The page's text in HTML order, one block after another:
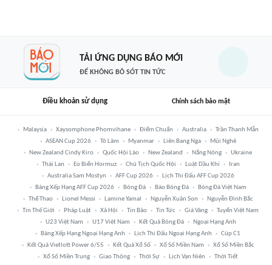
TẢI ỨNG DỤNG BÁO MỚI
ĐỂ KHÔNG BỎ SÓT TIN TỨC
Điều khoản sử dụng Chính sách bảo mật
Malaysia Xaysomphone Phomvihane Điểm Chuẩn Australia
Trần Thanh Mẫn
ASEAN Cup 2026
Tô Lâm Myanmar Liên Bang Nga
Mũi Nghê
New Zealand Cindy Kiro
Quốc Hội Lào New Zealand Nắng Nóng
Ukraine
Thái Lan
Eo Biển Hormuz Chủ Tịch Quốc Hội Luật Dầu Khí
Iran
Australia Sam Mostyn
AFF Cup 2026
Lịch Thi Đấu AFF Cup 2026
Bảng Xếp Hạng AFF Cup 2026
Bóng Đá Báo Bóng Đá
Bóng Đá Việt Nam
Thể Thao
Lionel Messi Lamine Yamal Nguyễn Xuân Son
Nguyễn Đình Bắc
Tin Thế Giới
Pháp Luật Xã Hội Tin Bão Tin Tức Giá Vàng
Tuyển Việt Nam
U23 Việt Nam
U17 Việt Nam Kết Quả Bóng Đá
Ngoại Hạng Anh
Bảng Xếp Hạng Ngoại Hạng Anh
Lịch Thi Đấu Ngoại Hạng Anh
Cúp C1
Kết Quả Vietlott Power 6/55
Kết Quả Xổ Số Xổ Số Miền Nam
Xổ Số Miền Bắc
Xổ Số Miền Trung
Giao Thông Thời Sự Lịch Vạn Niên
Thời Tiết